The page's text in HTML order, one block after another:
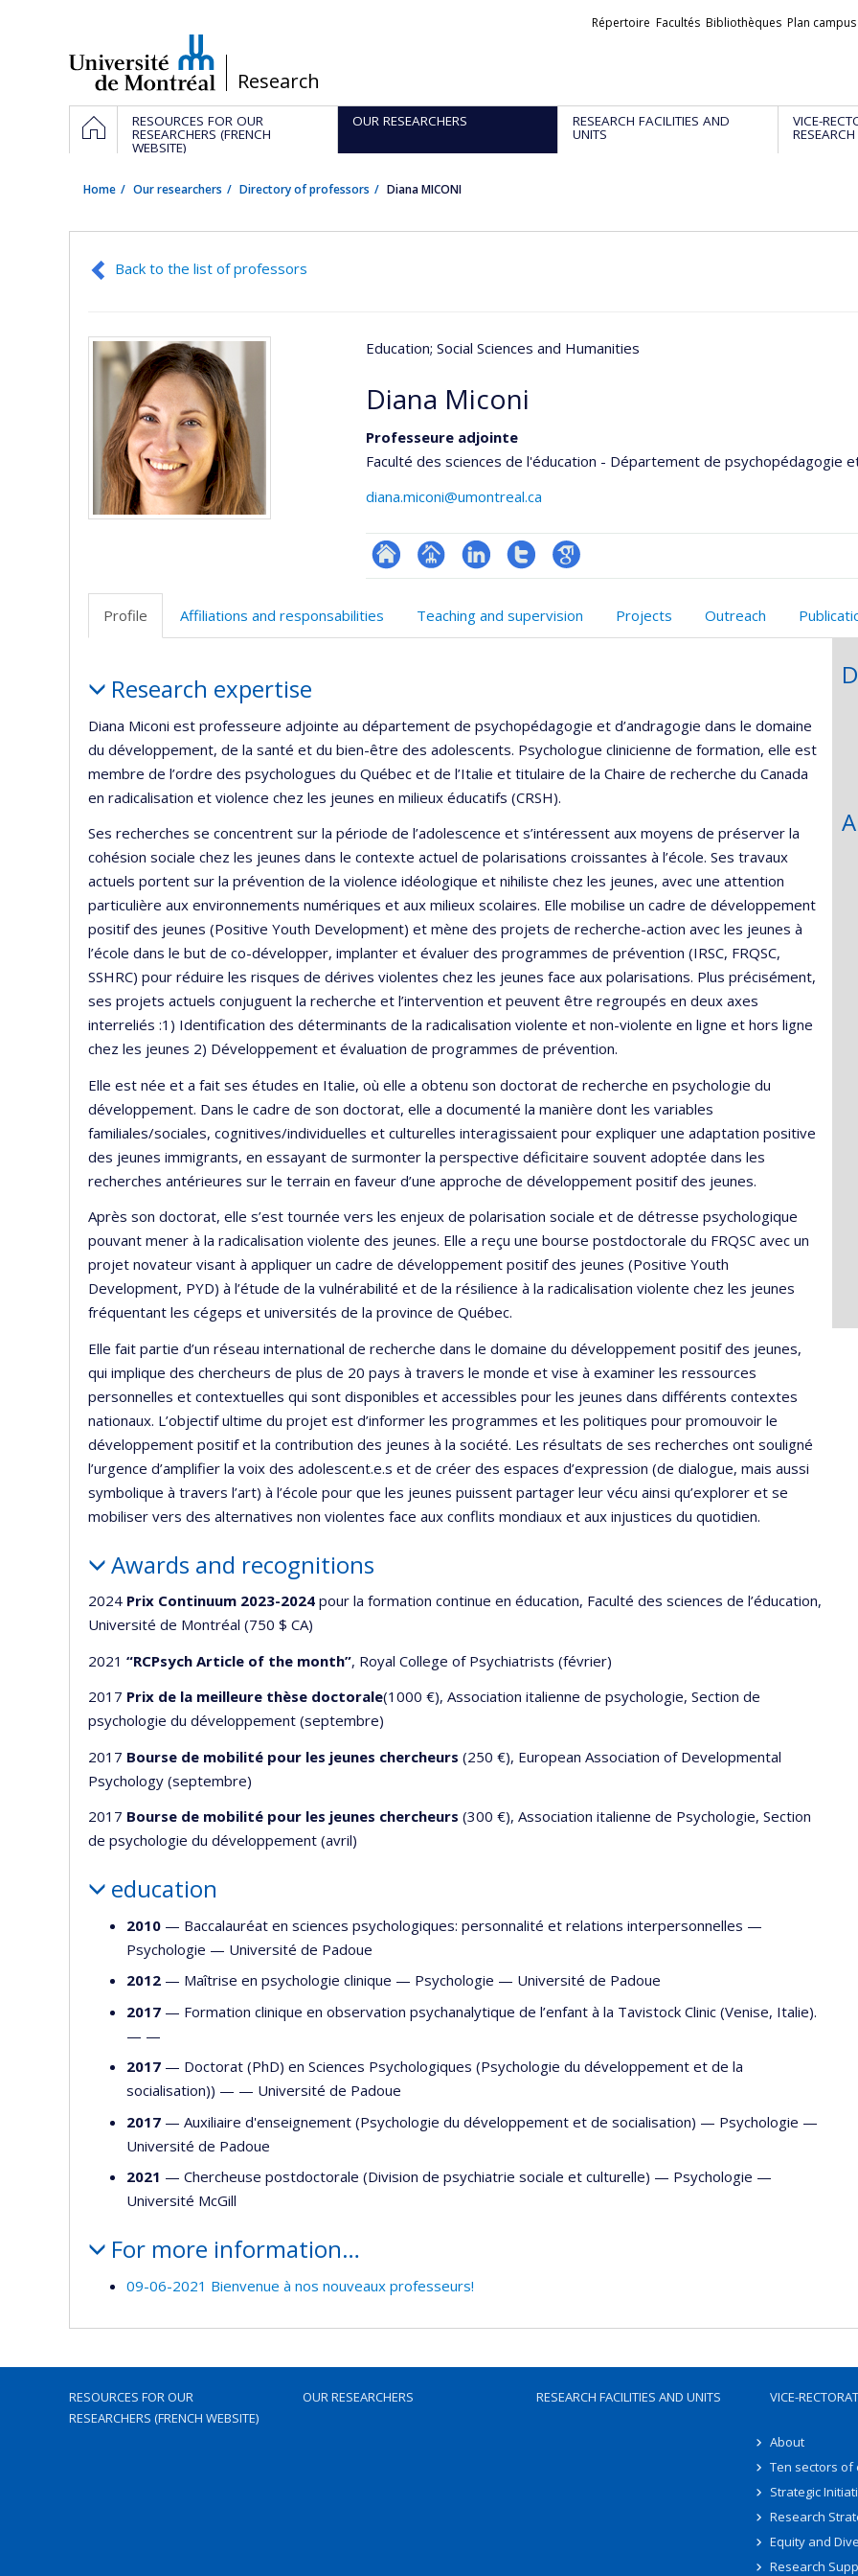
/Research
Liens
Répertoire Facultés Bibliothèques Plan campus
Navigation
principale
HOMERESOURCES FOR OUR
RESEARCHERS (FRENCH
WEBSITE)
OUR RESEARCHERS RESEARCH FACILITIES AND
UNITS
VICE-
RESEARCH
Home Our researchers Directory of professors Diana MICONI
Back to the list of professors
Education; Social Sciences and Humanities
Diana Miconi
Professeure adjointe
Faculté des sciences de l'éducation - Département de psychopédagogie
diana.miconi@umontreal.ca
ResearchGate
Page
(faculté,département,école)
LinkedInCompteGoogle
Profile Affiliations and responsabilities Teaching and supervision Projects Outreach
Research expertise
Diana Miconi est professeure adjointe au département de psychopédagogie et d’andragogie dans le domaine
du développement, de la santé et du bien-être des adolescents. Psychologue clinicienne de formation, elle est
membre de l’ordre des psychologues du Québec et de l’Italie et titulaire de la Chaire de recherche du Canada
en radicalisation et violence chez les jeunes en milieux éducatifs (CRSH).
Ses recherches se concentrent sur la période de l’adolescence et s’intéressent aux moyens de préserver la
cohésion sociale chez les jeunes dans le contexte actuel de polarisations croissantes à l’école. Ses travaux
actuels portent sur la prévention de la violence idéologique et nihiliste chez les jeunes, avec une attention
particulière aux environnements numériques et aux milieux scolaires. Elle mobilise un cadre de développement
positif des jeunes (Positive Youth Development) et mène des projets de recherche-action avec les jeunes à
l’école dans le but de co-développer, implanter et évaluer des programmes de prévention (IRSC, FRQSC,
SSHRC) pour réduire les risques de dérives violentes chez les jeunes face aux polarisations. Plus précisément,
ses projets actuels conjuguent la recherche et l’intervention et peuvent être regroupés en deux axes
interreliés :1) Identification des déterminants de la radicalisation violente et non-violente en ligne et hors ligne
chez les jeunes 2) Développement et évaluation de programmes de prévention.
Elle est née et a fait ses études en Italie, où elle a obtenu son doctorat de recherche en psychologie du
développement. Dans le cadre de son doctorat, elle a documenté la manière dont les variables
familiales/sociales, cognitives/individuelles et culturelles interagissaient pour expliquer une adaptation positive
des jeunes immigrants, en essayant de surmonter la perspective déficitaire souvent adoptée dans les
recherches antérieures sur le terrain en faveur d’une approche de développement positif des jeunes.
Après son doctorat, elle s’est tournée vers les enjeux de polarisation sociale et de détresse psychologique
pouvant mener à la radicalisation violente des jeunes. Elle a reçu une bourse postdoctorale du FRQSC avec un
projet novateur visant à appliquer un cadre de développement positif des jeunes (Positive Youth
Development, PYD) à l’étude de la vulnérabilité et de la résilience à la radicalisation violente chez les jeunes
fréquentant les cégeps et universités de la province de Québec.
Elle fait partie d’un réseau international de recherche dans le domaine du développement positif des jeunes,
qui implique des chercheurs de plus de 20 pays à travers le monde et vise à examiner les ressources
personnelles et contextuelles qui sont disponibles et accessibles pour les jeunes dans différents contextes
nationaux. L’objectif ultime du projet est d’informer les programmes et les politiques pour promouvoir le
développement positif et la contribution des jeunes à la société. Les résultats de ses recherches ont souligné
l’urgence d’amplifier la voix des adolescent.e.s et de créer des espaces d’expression (de dialogue, mais aussi
symbolique à travers l’art) à l’école pour que les jeunes puissent partager leur vécu ainsi qu’explorer et se
mobiliser vers des alternatives non violentes face aux conflits mondiaux et aux injustices du quotidien.
Awards and recognitions
2024 Prix Continuum 2023-2024 pour la formation continue en éducation, Faculté des sciences de l’éducation,
Université de Montréal (750 $ CA)
2021 “RCPsych Article of the month”, Royal College of Psychiatrists (février)
2017 Prix de la meilleure thèse doctorale(1000 €), Association italienne de psychologie, Section de
psychologie du développement (septembre)
2017 Bourse de mobilité pour les jeunes chercheurs (250 €), European Association of Developmental
Psychology (septembre)
2017 Bourse de mobilité pour les jeunes chercheurs (300 €), Association italienne de Psychologie, Section
de psychologie du développement (avril)
education
2010 — Baccalauréat en sciences psychologiques: personnalité et relations interpersonnelles —
Psychologie — Université de Padoue
2012 — Maîtrise en psychologie clinique — Psychologie — Université de Padoue
2017 — Formation clinique en observation psychanalytique de l’enfant à la Tavistock Clinic (Venise, Italie).
— —
2017 — Doctorat (PhD) en Sciences Psychologiques (Psychologie du développement et de la
socialisation)) — — Université de Padoue
2017 — Auxiliaire d'enseignement (Psychologie du développement et de socialisation) — Psychologie —
Université de Padoue
2021 — Chercheuse postdoctorale (Division de psychiatrie sociale et culturelle) — Psychologie —
Université McGill
For more information…
09-06-2021 Bienvenue à nos nouveaux professeurs!
RESOURCES FOR OUR
RESEARCHERS (FRENCH WEBSITE)
OUR RESEARCHERS RESEARCH FACILITIES AND UNITS VICE-
About
Ten sectors of
Strategic
Research
Equity and
Research